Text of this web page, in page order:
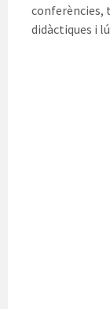
conferències,
didàctiques i